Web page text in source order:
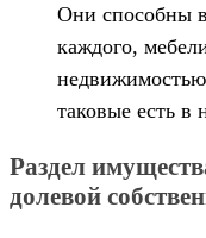
Они способны
каждого,
таковые есть в
Раздел
долевой